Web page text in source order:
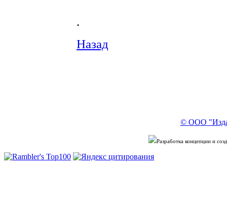
.
Назад
© ООО
Разработка концепции и